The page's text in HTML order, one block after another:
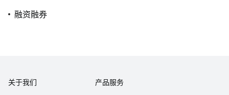
融资融券
关于我们
产品服务